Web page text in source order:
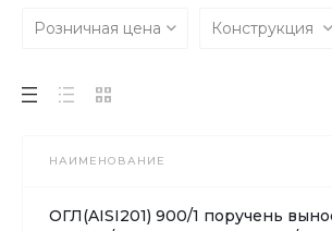
Розничная цена Конструкция
НАИМЕНОВАНИЕ
ОГЛ(AISI201) 900/1 поручень